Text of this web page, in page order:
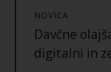
NOVICA
Davčne
digitalni in